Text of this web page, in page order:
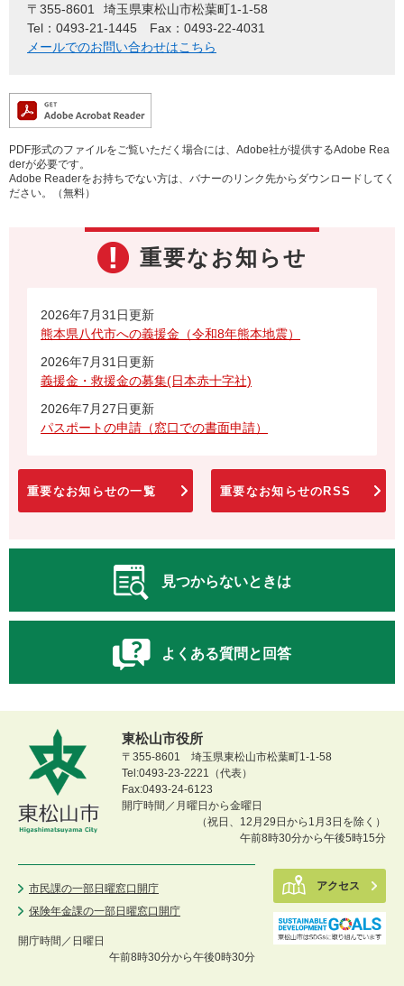
〒355-8601
埼玉県東松山市松葉町1-1-58
Tel：0493-21-1445
Fax：0493-22-4031
メールでのお問い合わせはこちら
PDF形式のファイルをご覧いただく場合には、Adobe社が提供するAdobe Rea
derが必要です。
Adobe Readerをお持ちでない方は、バナーのリンク先からダウンロードしてく
ださい。（無料）
重要なお知らせ
2026年7月31日更新
熊本県八代市への義援金（令和8年熊本地震）
2026年7月31日更新
義援金・救援金の募集(日本赤十字社)
2026年7月27日更新
パスポートの申請（窓口での書面申請）
重要なお知らせの一覧 重要なお知らせのRSS
見つからないときは
よくある質問と回答
東松山市役所
〒355-8601 埼玉県東松山市松葉町1-1-58
Tel:0493-23-2221（代表）
Fax:0493-24-6123
開庁時間／月曜日から金曜日
（祝日、12月29日から1月3日を除く）
午前8時30分から午後5時15分
市民課の一部日曜窓口開庁
保険年金課の一部日曜窓口開庁
開庁時間／ 日曜日
午前8時30分から午後0時30分
アクセス